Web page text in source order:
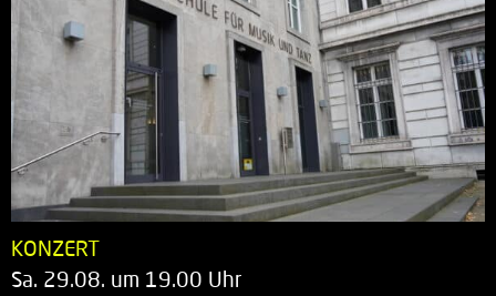
KONZERT
Sa. 29.08. um 19.00 Uhr